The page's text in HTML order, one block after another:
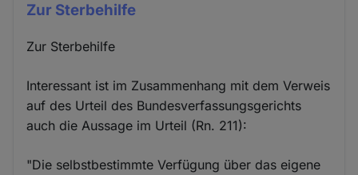
Zur Sterbehilfe
Zur Sterbehilfe
Interessant ist im Zusammenhang mit dem Verweis
auf des Urteil des Bundesverfassungsgerichts
auch die Aussage im Urteil (Rn. 211):
"Die selbstbestimmte Verfügung über das eigene